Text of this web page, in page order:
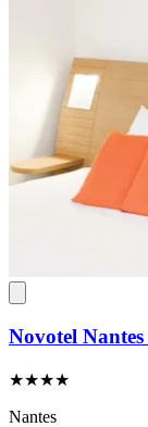
Novotel
★★★★
Nantes